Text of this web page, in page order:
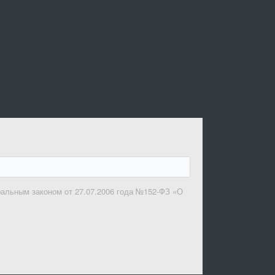
законом от 27.07.2006 года №152-ФЗ «О